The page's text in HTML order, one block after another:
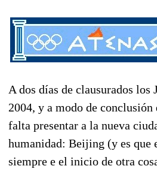
A dos días de clausurados los
2004, y a modo de conclusión
falta presentar a la nueva
humanidad: Beijing (y es que
siempre e el inicio de otra